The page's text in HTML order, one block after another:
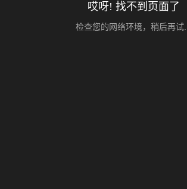
哎呀! 找不到页面了
检查您的网络环境，稍后再试...